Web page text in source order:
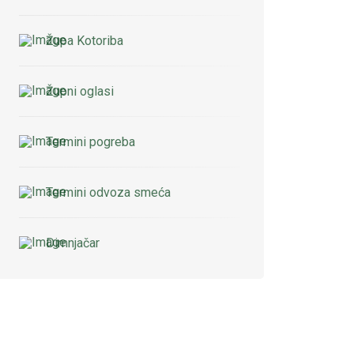
Župa Kotoriba
Župni oglasi
Termini pogreba
Termini odvoza smeća
Dimnjačar